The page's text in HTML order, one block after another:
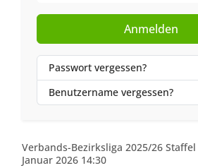
Anmelden
Passwort vergessen?
Benutzername vergessen?
Verbands-Bezirksliga 2025/26
Januar 2026 14:30